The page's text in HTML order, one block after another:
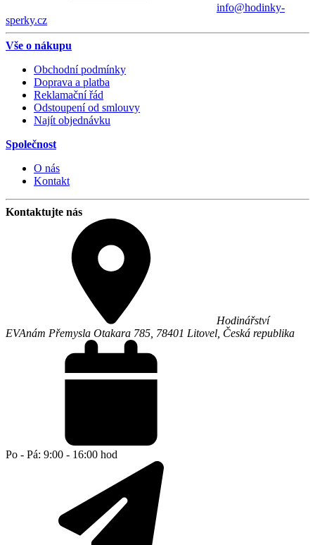
info@hodinky-
sperky.cz
Vše o nákupu
Obchodní podmínky
Doprava a platba
Reklamační řád
Odstoupení od smlouvy
Najít objednávku
Společnost
O nás
Kontakt
Kontaktujte nás
Hodinářství
EVAnám Přemysla Otakara 785, 78401 Litovel Česká republika
Po - Pá: 9:00 - 16:00 hod